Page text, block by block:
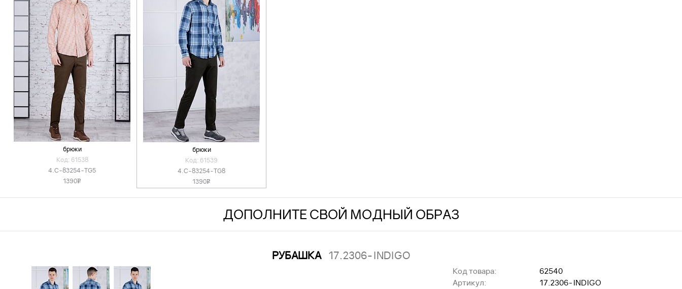
брюки
Код: 61538
4.C-83254-TG5
1390v
брюки
Код: 61539
4.C-83254-TG8
1390v
ДОПОЛНИТЕ СВОЙ МОДНЫЙ ОБРАЗ
РУБАШКА 17.2306-INDIGO
Код товара:
62540
Артикул:
17.2306-INDIGO